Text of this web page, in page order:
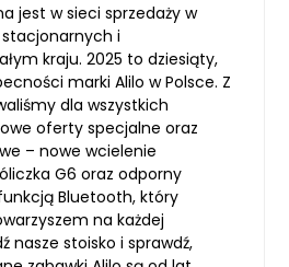
jest w sieci sprzedaży w
stacjonarnych i
kraju. 2025 to dziesiąty,
marki Alilo w Polsce. Z
dla wszystkich
oferty specjalne oraz
– nowe wcielenie
G6 oraz odporny
Bluetooth, który
na każdej
nasze stoisko i sprawdź,